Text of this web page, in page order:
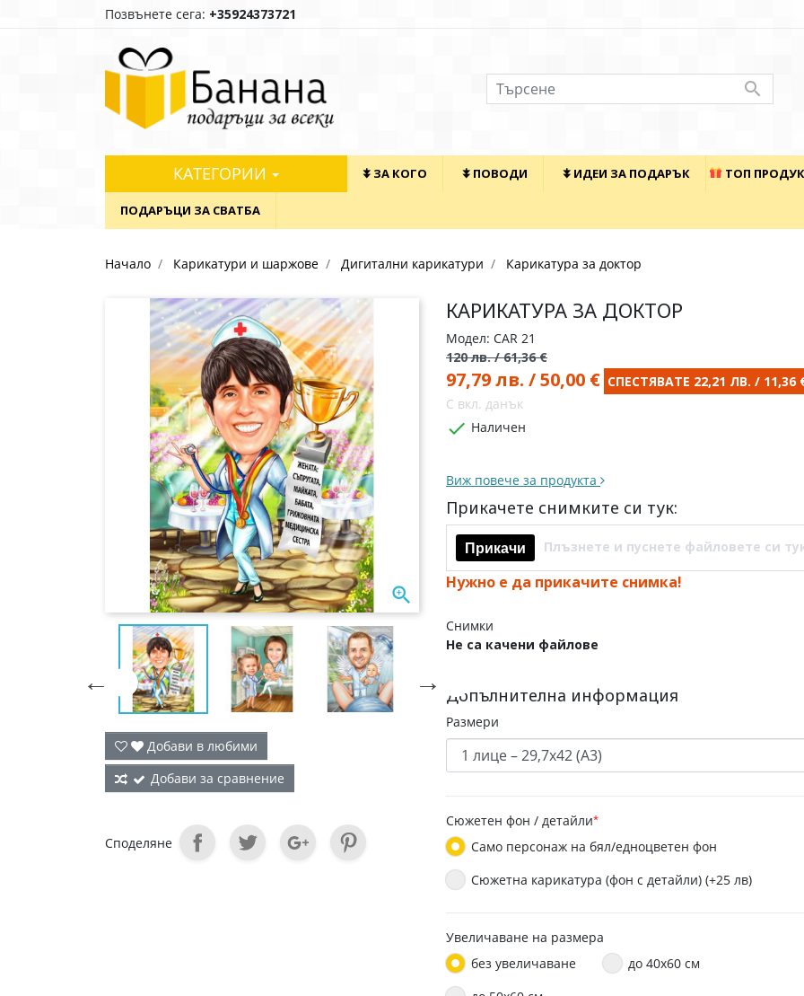
Позвънете сега: +35924373721

КАТЕГОРИИ ⯯ ЗА КОГО ⯯ ПОВОДИ ⯯ ИДЕИ ЗА ПОДАРЪК ТОП
ПОДАРЪЦИ ЗА СВАТБА
Начало Карикатури и шаржове Дигитални карикатури Карикатура за доктор


Добави в любими
Добави за сравнение
Споделяне
КАРИКАТУРА ЗА ДОКТОР
Модел: CAR 21
120 лв. / 61,36 €
97,79 лв. / 50,00 € СПЕСТЯВАТЕ 22,21 ЛВ. / 11,36
С вкл. данък
 Наличен
Виж повече за продукта
Прикачете снимките си тук:
Прикачи Плъзнете и пуснете файловете си
Нужно е да прикачите снимка!
Снимки
Не са качени файлове
Допълнителна информация
Размери
Сюжетен фон / детайли*
Само персонаж на бял/едноцветен фон
Сюжетна карикатура (фон с детайли) (+25 лв)
Увеличаване на размера
без увеличаване
до 40х60 см